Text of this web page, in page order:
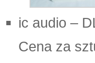
ic audio –
Cena za